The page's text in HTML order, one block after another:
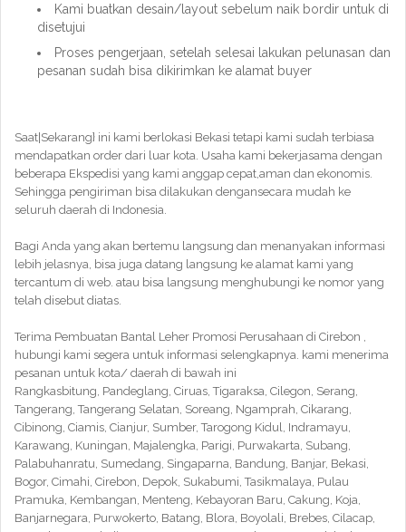
Kami buatkan desain/layout sebelum naik bordir untuk di
disetujui
Proses pengerjaan, setelah selesai lakukan pelunasan dan
pesanan sudah bisa dikirimkan ke alamat buyer
Saat|Sekarang} ini kami berlokasi Bekasi tetapi kami sudah terbiasa
mendapatkan order dari luar kota. Usaha kami bekerjasama dengan
beberapa Ekspedisi yang kami anggap cepat,aman dan ekonomis.
Sehingga pengiriman bisa dilakukan dengansecara mudah ke
seluruh daerah di Indonesia.
Bagi Anda yang akan bertemu langsung dan menanyakan informasi
lebih jelasnya, bisa juga datang langsung ke alamat kami yang
tercantum di web. atau bisa langsung menghubungi ke nomor yang
telah disebut diatas.
Terima Pembuatan Bantal Leher Promosi Perusahaan di Cirebon ,
hubungi kami segera untuk informasi selengkapnya. kami menerima
pesanan untuk kota/ daerah di bawah ini
Rangkasbitung, Pandeglang, Ciruas, Tigaraksa, Cilegon, Serang,
Tangerang, Tangerang Selatan, Soreang, Ngamprah, Cikarang,
Cibinong, Ciamis, Cianjur, Sumber, Tarogong Kidul, Indramayu,
Karawang, Kuningan, Majalengka, Parigi, Purwakarta, Subang,
Palabuhanratu, Sumedang, Singaparna, Bandung, Banjar, Bekasi,
Bogor, Cimahi, Cirebon, Depok, Sukabumi, Tasikmalaya, Pulau
Pramuka, Kembangan, Menteng, Kebayoran Baru, Cakung, Koja,
Banjarnegara, Purwokerto, Batang, Blora, Boyolali, Brebes, Cilacap,